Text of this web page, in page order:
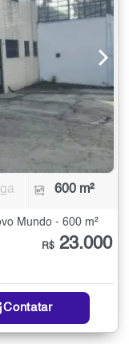
600 m²
Mundo - 600 m²
R$ 23.000
Contatar